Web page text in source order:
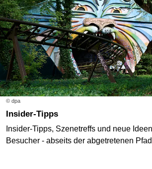
© dpa
Insider-Tipps
Insider-Tipps, Szenetreffs und neue
Besucher - abseits der abgetretenen